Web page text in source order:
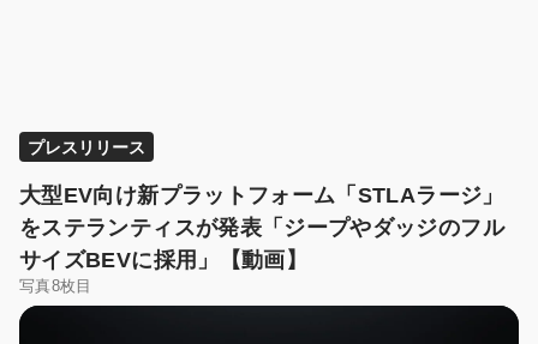
プレスリリース
大型EV向け新プラットフォーム「STLAラージ」
をステランティスが発表「ジープやダッジのフル
サイズBEVに採用」【動画】
写真8枚目